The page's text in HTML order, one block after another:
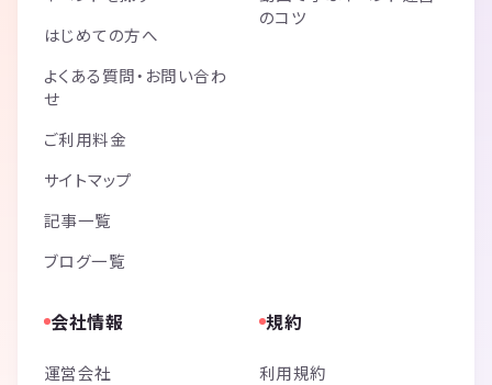
はじめての方へ
よくある質問・お問い合わ
せ
ご利用料金
サイトマップ
記事一覧
ブログ一覧
のコツ
会社情報
運営会社
規約
利用規約